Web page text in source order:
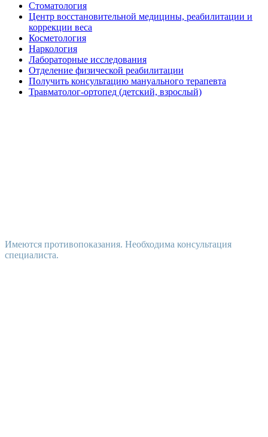
Стоматология
Центр восстановительной медицины, реабилитации и
коррекции веса
Косметология
Наркология
Лабораторные исследования
Отделение физической реабилитации
Получить консультацию мануального терапевта
Травматолог-ортопед (детский, взрослый)
Имеются противопоказания. Необходима консультация
специалиста.